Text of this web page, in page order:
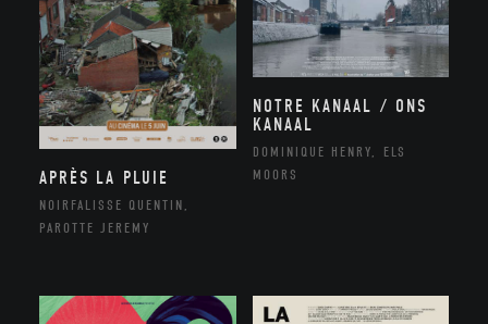
APRÈS LA PLUIE
NOIRFALISSE QUENTIN,
PAROTTE JEREMY
NOTRE KANAAL / ONS
KANAAL
DOMINIQUE HENRY, ELS
MOORS